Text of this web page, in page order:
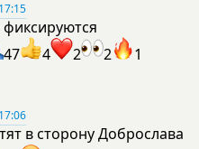
17:15
47
4 2 2 1
17:06
в сторону Доброслава